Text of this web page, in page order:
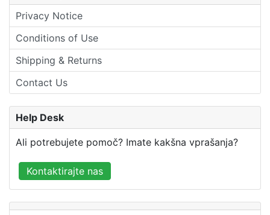
Privacy Notice
Conditions of Use
Shipping & Returns
Contact Us
Help Desk
Ali potrebujete pomoč? Imate kakšna vprašanja?
Kontaktirajte nas